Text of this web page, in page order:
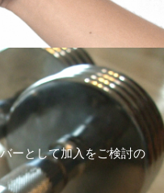
ーとして加入をご検討の